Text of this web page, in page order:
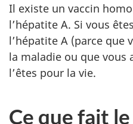
Il existe un vaccin
l’hépatite A. Si vous
l’hépatite A (parce que
la maladie ou que vous
l’êtes pour la vie.
Ce que fait le